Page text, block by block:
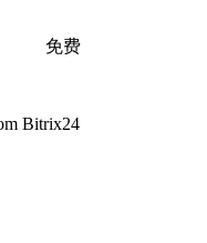
免费
Bitrix24